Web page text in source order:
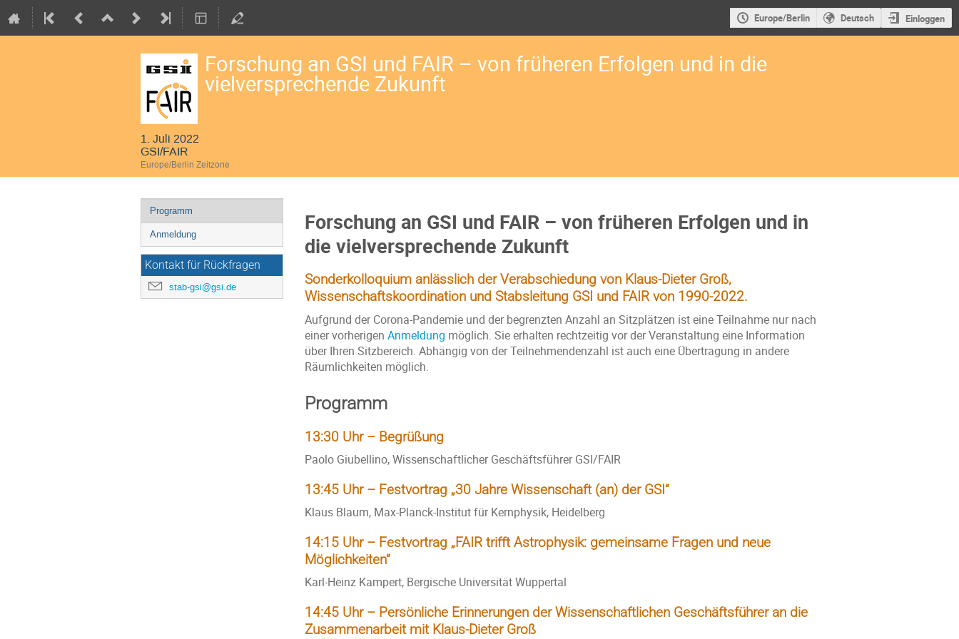
Europe/Berlin Deutsch Einloggen
Forschung an GSI und FAIR – von früheren Erfolgen und in die
vielversprechende Zukunft
1. Juli 2022
GSI/FAIR
Europe/Berlin Zeitzone
Veranstaltungsmenü
Programm
Anmeldung
Kontakt für Rückfragen
stab-gsi@gsi.de
Forschung an GSI und FAIR – von früheren Erfolgen und in
die vielversprechende Zukunft
Sonderkolloquium anlässlich der Verabschiedung von Klaus-Dieter Groß,
Wissenschaftskoordination und Stabsleitung GSI und FAIR von 1990-2022.
Aufgrund der Corona-Pandemie und der begrenzten Anzahl an Sitzplätzen ist eine Teilnahme nur nach
einer vorherigen Anmeldung möglich. Sie erhalten rechtzeitig vor der Veranstaltung eine Information
über Ihren Sitzbereich. Abhängig von der Teilnehmendenzahl ist auch eine Übertragung in andere
Räumlichkeiten möglich.
Programm
13:30 Uhr – Begrüßung
Paolo Giubellino, Wissenschaftlicher Geschäftsführer GSI/FAIR
13:45 Uhr – Festvortrag „30 Jahre Wissenschaft (an) der GSI“
Klaus Blaum, Max-Planck-Institut für Kernphysik, Heidelberg
14:15 Uhr – Festvortrag „FAIR trifft Astrophysik: gemeinsame Fragen und neue
Möglichkeiten“
Karl-Heinz Kampert, Bergische Universität Wuppertal
14:45 Uhr – Persönliche Erinnerungen der Wissenschaftlichen Geschäftsführer an die
Zusammenarbeit mit Klaus-Dieter Groß